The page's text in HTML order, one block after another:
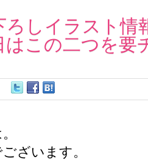
ろしイラスト情
はこの二つを要
ざいます。